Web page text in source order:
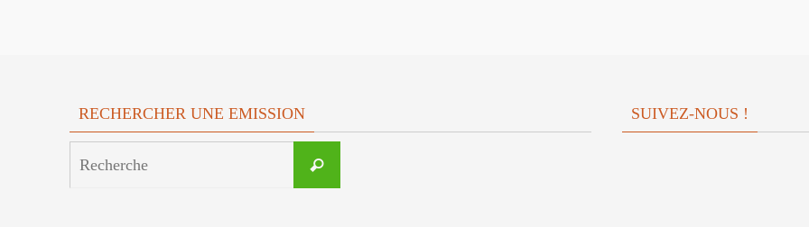
RECHERCHER UNE EMISSION
Recherche
SUIVEZ-NOUS !